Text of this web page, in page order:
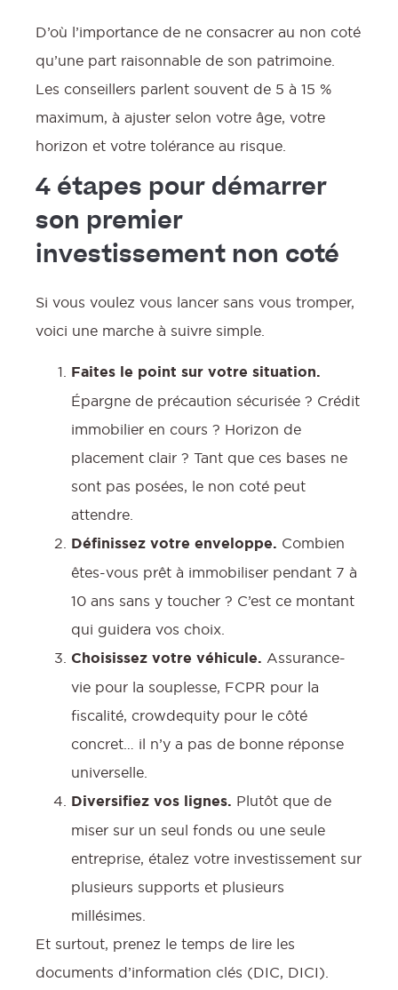
D’où l’importance de ne consacrer au non coté
qu’une part raisonnable de son patrimoine.
Les conseillers parlent souvent de 5 à 15 %
maximum, à ajuster selon votre âge, votre
horizon et votre tolérance au risque.
4 étapes pour démarrer
son premier
investissement non coté
Si vous voulez vous lancer sans vous tromper,
voici une marche à suivre simple.
Faites le point sur votre situation.
Épargne de précaution sécurisée ? Crédit
immobilier en cours ? Horizon de
placement clair ? Tant que ces bases ne
sont pas posées, le non coté peut
attendre.
Définissez votre enveloppe. Combien
êtes-vous prêt à immobiliser pendant 7 à
10 ans sans y toucher ? C’est ce montant
qui guidera vos choix.
Choisissez votre véhicule. Assurance-
vie pour la souplesse, FCPR pour la
fiscalité, crowdequity pour le côté
concret… il n’y a pas de bonne réponse
universelle.
Diversifiez vos lignes. Plutôt que de
miser sur un seul fonds ou une seule
entreprise, étalez votre investissement sur
plusieurs supports et plusieurs
millésimes.
Et surtout, prenez le temps de lire les
documents d’information clés (DIC, DICI).